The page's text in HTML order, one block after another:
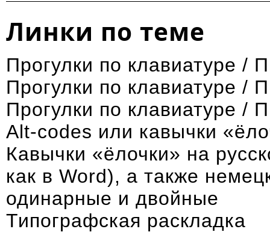
Линки по теме
Прогулки по клавиатуре /
Прогулки по клавиатуре /
Прогулки по клавиатуре /
Alt-codes или кавычки
Кавычки «ёлочки» на
как в Word), а также
одинарные и двойные
Типографская раскладка